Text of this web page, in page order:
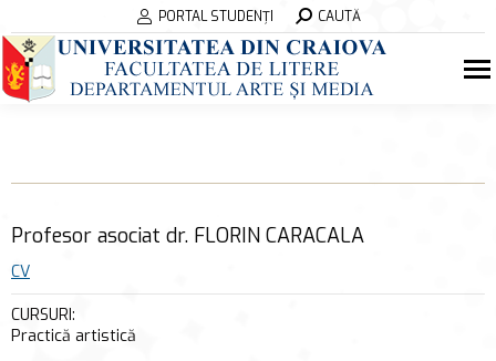
PORTAL STUDENȚI Search:CAUTĂ
Profesor asociat dr. FLORIN CARACALA
CV
CURSURI:
Practică artistică